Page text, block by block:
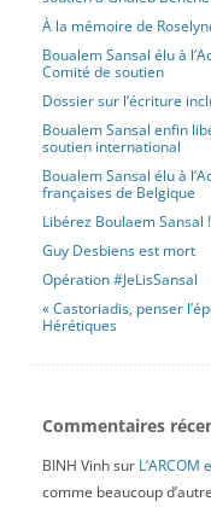
À la mémoire de
Boualem Sansal élu à
Comité de soutien
Dossier sur l’écriture
Boualem Sansal enfin
soutien international
Boualem Sansal élu à
françaises de Belgique
Libérez Boulaem Sansal
Guy Desbiens est mort
Opération #JeLisSansal
« Castoriadis, penser
Hérétiques
Commentaires
BINH Vinhsur
comme beaucoup